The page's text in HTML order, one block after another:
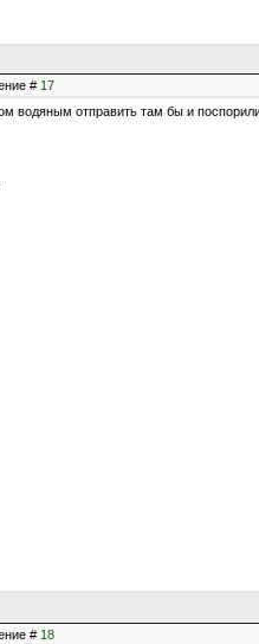
# 17
водяным отправить там бы и
# 18